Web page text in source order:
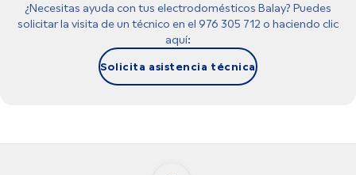
¿Necesitas ayuda con tus electrodomésticos Balay? Puedes
solicitar la visita de un técnico en el 976 305 712 o haciendo clic
aquí:
Solicita asistencia técnica